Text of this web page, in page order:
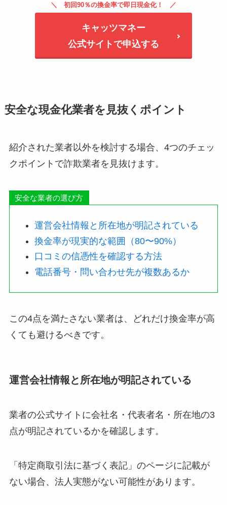
初回90％の換金率で即日現金化！
キャッツマネー
公式サイトで申込する
安全な現金化業者を見抜くポイント
紹介された業者以外を検討する場合、4つのチェッ
クポイントで詐欺業者を見抜けます。
安全な業者の選び方
運営会社情報と所在地が明記されている
換金率が現実的な範囲（80〜90%）
口コミの信憑性を確認する方法
電話番号・問い合わせ先が複数あるか
この4点を満たさない業者は、どれだけ換金率が高
くても避けるべきです。
運営会社情報と所在地が明記されている
業者の公式サイトに会社名・代表者名・所在地の3
点が明記されているかを確認します。
「特定商取引法に基づく表記」のページに記載が
ない場合、法人実態がない可能性があります。